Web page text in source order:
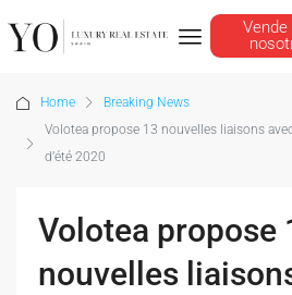
Home
Breaking News
Volotea propose 13 nouvelles liaisons
d’été 2020
Volotea propose
nouvelles